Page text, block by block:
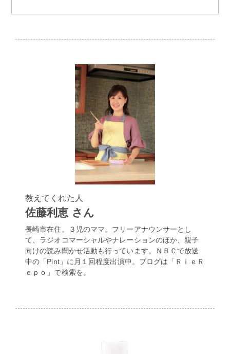
教えてくれた人
佐藤利恵 さん
長崎市在住。３児のママ。フリーアナウンサーとし
て、ラジオコマーシャルやナレーションのほか、親子
向けの読み聞かせ活動も行っています。ＮＢＣで放送
中の「Pint」に月１回程度出演中。ブログは「ＲｉｅＲ
ｅｐｏ」で検索を。